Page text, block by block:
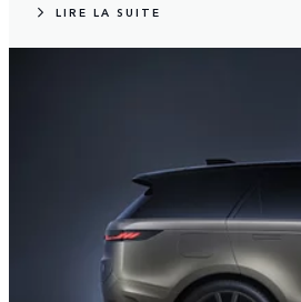
LIRE LA SUITE